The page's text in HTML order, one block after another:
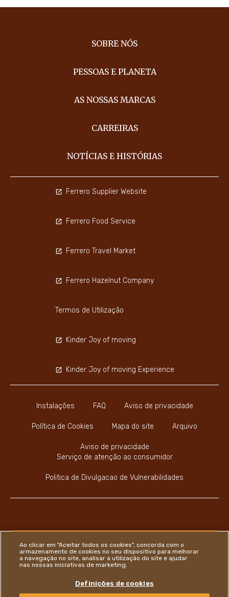
SOBRE NÓS
PESSOAS E PLANETA
AS NOSSAS MARCAS
CARREIRAS
NOTÍCIAS E HISTÓRIAS
Instalações FAQ Aviso de privacidade
Política de Cookies Mapa do site Arquivo
Aviso de privacidade
Serviço de atenção ao consumidor
Politica de Divulgacao de Vulnerabilidades
Ferrero Supplier Website
Ferrero Food Service
Ferrero Travel Market
Ferrero Hazelnut Company
Termos de Utilização
Kinder Joy of moving
Kinder Joy of moving Experience
Youtube Channel
Instagram
LinkedIn
Ao clicar em "Aceitar todos os cookies", concorda com o
armazenamento de cookies no seu dispositivo para melhorar
a navegação no site, analisar a utilização do site e ajudar
nas nossas iniciativas de marketing.
Definições de cookies